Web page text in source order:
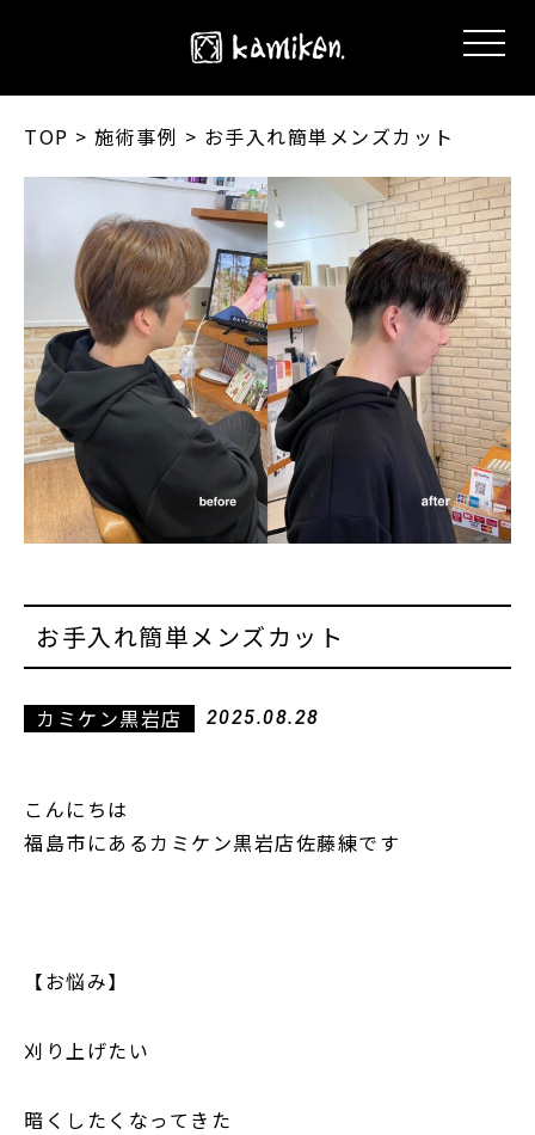
TOP > 施術事例 > お手入れ簡単メンズカット
お手入れ簡単メンズカット
カミケン黒岩店 2025.08.28
こんにちは
福島市にあるカミケン黒岩店佐藤練です
【お悩み】
刈り上げたい
暗くしたくなってきた